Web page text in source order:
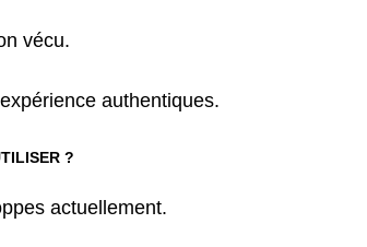
vécu.
authentiques.
?
actuellement.